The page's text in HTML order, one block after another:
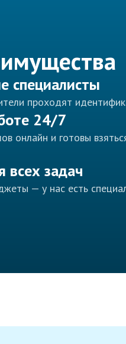
специалисты
проходят
24/7
онлайн и готовы
всех задач
— у нас есть